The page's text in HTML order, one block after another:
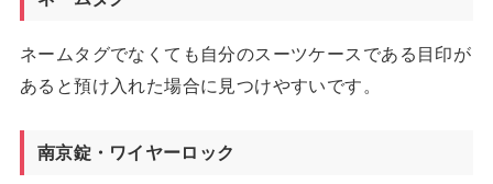
ネームタグでなくても自分のスーツケースである目印が
あると預け入れた場合に見つけやすいです。
南京錠・ワイヤーロック